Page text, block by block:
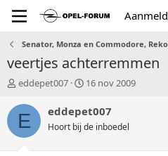
Senator, Monza en Commodore,
veertjes achterremmen
T
p
eddepet007
S
a
r
t
16 nov 2009
E eddepet007
Hoort bij de inboedel